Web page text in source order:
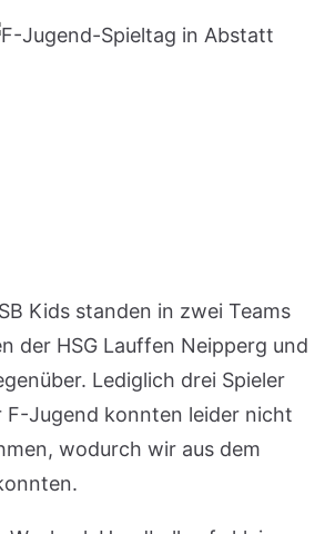
Kids standen in zwei Teams
der HSG Lauffen Neipperg und
Lediglich drei Spieler
F-Jugend konnten leider nicht
wodurch wir aus dem